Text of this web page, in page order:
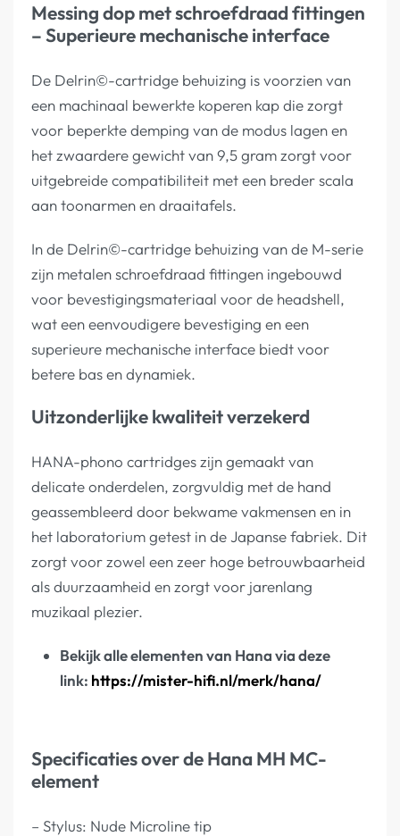
Messing dop met schroefdraad fittingen
– Superieure mechanische interface
De Delrin©-cartridge behuizing is voorzien van
een machinaal bewerkte koperen kap die zorgt
voor beperkte demping van de modus lagen en
het zwaardere gewicht van 9,5 gram zorgt voor
uitgebreide compatibiliteit met een breder scala
aan toonarmen en draaitafels.
In de Delrin©-cartridge behuizing van de M-serie
zijn metalen schroefdraad fittingen ingebouwd
voor bevestigingsmateriaal voor de headshell,
wat een eenvoudigere bevestiging en een
superieure mechanische interface biedt voor
betere bas en dynamiek.
Uitzonderlijke kwaliteit verzekerd
HANA-phono cartridges zijn gemaakt van
delicate onderdelen, zorgvuldig met de hand
geassembleerd door bekwame vakmensen en in
het laboratorium getest in de Japanse fabriek. Dit
zorgt voor zowel een zeer hoge betrouwbaarheid
als duurzaamheid en zorgt voor jarenlang
muzikaal plezier.
Bekijk alle elementen van Hana via deze
link: https://mister-hifi.nl/merk/hana/
Specificaties over de Hana MH MC-
element
– Stylus: Nude Microline tip